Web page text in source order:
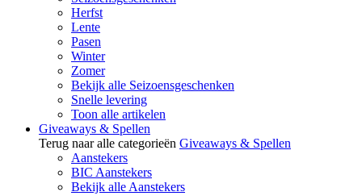
Herfst
Lente
Pasen
Winter
Zomer
Bekijk alle Seizoensgeschenken
Snelle levering
Toon alle artikelen
Giveaways & Spellen
Terug naar alle categorieën Giveaways & Spellen
Aanstekers
BIC Aanstekers
Bekijk alle Aanstekers